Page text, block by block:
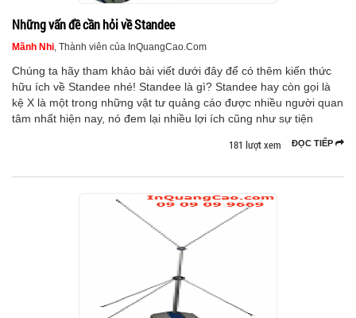
Những vấn đề cần hỏi về Standee
Mãnh Nhi, Thành viên của InQuangCao.Com
Chúng ta hãy tham khảo bài viết dưới đây để có thêm kiến thức
hữu ích về Standee nhé! Standee là gì? Standee hay còn gọi là
kệ X là một trong những vật tư quảng cáo được nhiều người quan
tâm nhất hiện nay, nó đem lại nhiều lợi ích cũng như sự tiện
ĐỌC TIẾP
181 lượt xem